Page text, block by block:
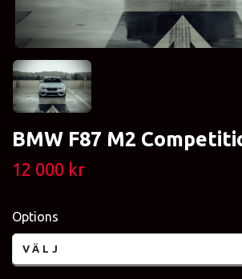
BMW F87 M2
12 000 kr
Options
VÄLJ